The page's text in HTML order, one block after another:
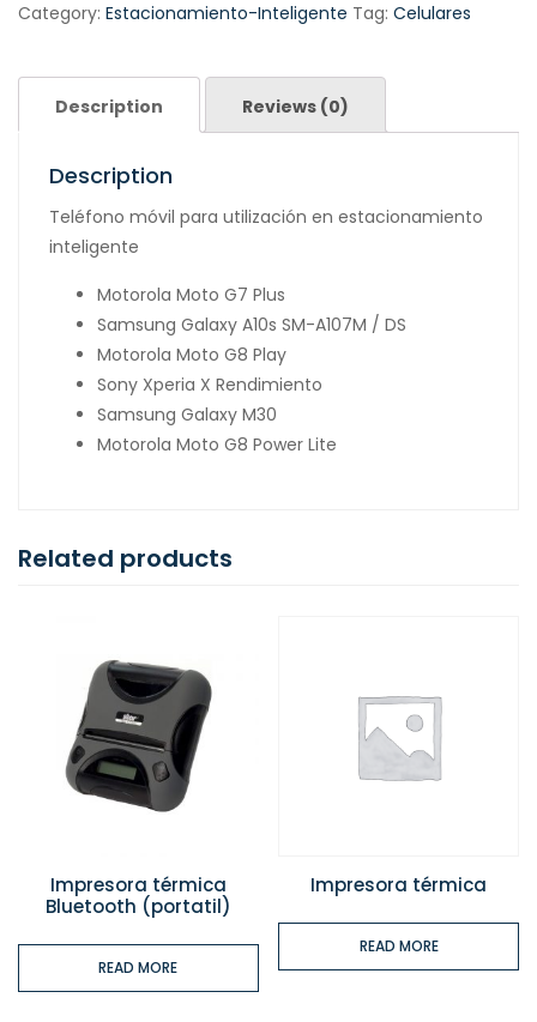
Category: Estacionamiento-Inteligente Tag: Celulares
Description Reviews (0)
Description
Teléfono móvil para utilización en estacionamiento
inteligente
Motorola Moto G7 Plus
Samsung Galaxy A10s SM-A107M / DS
Motorola Moto G8 Play
Sony Xperia X Rendimiento
Samsung Galaxy M30
Motorola Moto G8 Power Lite
Related products
Impresora térmica
Bluetooth (portatil)
READ MORE
Impresora térmica
READ MORE